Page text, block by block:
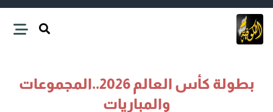
بطولة كأس العالم 2026..المجموعات
والمباريات